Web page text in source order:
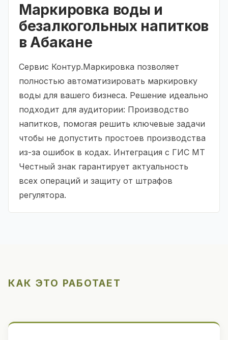
Маркировка воды и
безалкогольных напитков
в Абакане
Сервис Контур.Маркировка позволяет
полностью автоматизировать маркировку
воды для вашего бизнеса. Решение идеально
подходит для аудитории: Производство
напитков, помогая решить ключевые задачи
чтобы не допустить простоев производства
из-за ошибок в кодах. Интеграция с ГИС МТ
Честный знак гарантирует актуальность
всех операций и защиту от штрафов
регулятора.
КАК ЭТО РАБОТАЕТ